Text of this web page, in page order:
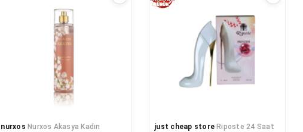
nurxos Nurxos Akasya Kadın
just cheap store Riposte 24 Saat